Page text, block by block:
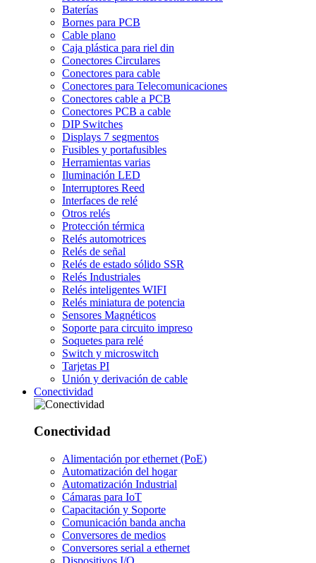
Baterías
Bornes para PCB
Cable plano
Caja plástica para riel din
Conectores Circulares
Conectores para cable
Conectores para Telecomunicaciones
Conectores cable a PCB
Conectores PCB a cable
DIP Switches
Displays 7 segmentos
Fusibles y portafusibles
Herramientas varias
Iluminación LED
Interruptores Reed
Interfaces de relé
Otros relés
Protección térmica
Relés automotrices
Relés de señal
Relés de estado sólido SSR
Relés Industriales
Relés inteligentes WIFI
Relés miniatura de potencia
Sensores Magnéticos
Soporte para circuito impreso
Soquetes para relé
Switch y microswitch
Tarjetas PI
Unión y derivación de cable
Conectividad
Conectividad
Alimentación por ethernet (PoE)
Automatización del hogar
Automatización Industrial
Cámaras para IoT
Capacitación y Soporte
Comunicación banda ancha
Conversores de medios
Conversores serial a ethernet